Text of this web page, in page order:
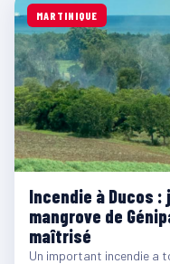
MARTINIQUE
Incendie à Ducos :
mangrove de
maîtrisé
Un important incendie a